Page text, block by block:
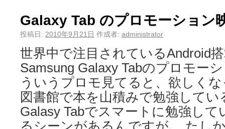
Galaxy Tab のプロモーション
投稿日: 2010年9月21日 作成者: administrator
世界中で注目されているAndroid
Samsung Galaxy Tabのプロモー
ういうプロモ見てると、欲しく
図書館で本を山積みで勉強して
Galasy Tabでスマートに勉強し
るシーンがあるんですが、 たし